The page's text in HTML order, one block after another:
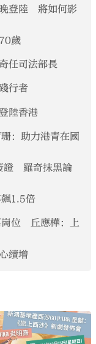
晚登陸 將如何影
歲
任司法部長
行者
陸香港
：助力港青在國
證 羅奇抹黑論
1.5倍
崗位 丘應樺：上
續增